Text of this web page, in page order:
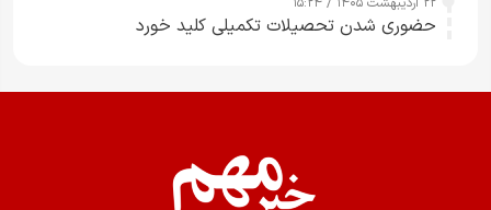
حضوری شدن تحصیلات تکمیلی کلید خورد